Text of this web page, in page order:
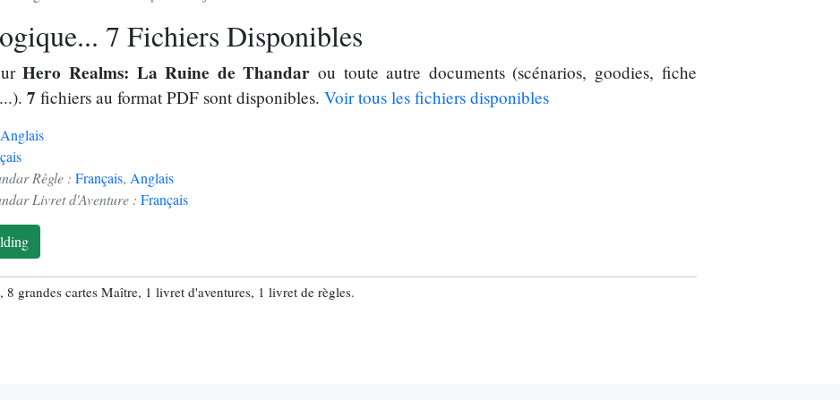
7 Fichiers Disponibles
Hero Realms: La Ruine de Thandar ou toute autre documents (scénarios, goodies, fiche
7 fichiers au format PDF sont disponibles.Voir tous les fichiers disponibles
Anglais
Règle : Français, Anglais
Livret d'Aventure : Français
8 grandes cartes Maître, 1 livret d'aventures, 1 livret de règles.